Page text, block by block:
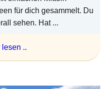
für dich gesammelt. Du
sehen. Hat ...
..